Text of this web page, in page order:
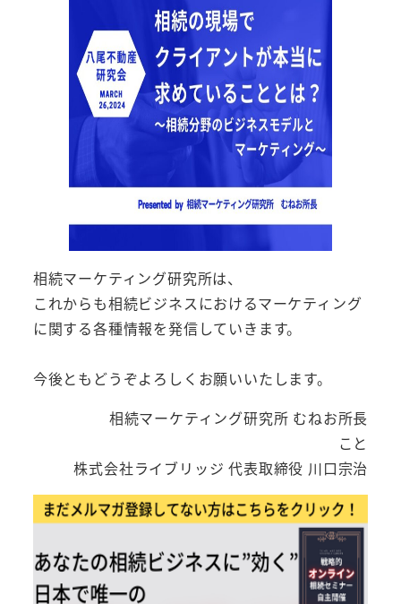
相続マーケティング研究所は、
これからも相続ビジネスにおけるマーケティング
に関する各種情報を発信していきます。
今後ともどうぞよろしくお願いいたします。
相続マーケティング研究所 むねお所長
こと
株式会社ライブリッジ 代表取締役 川口宗治